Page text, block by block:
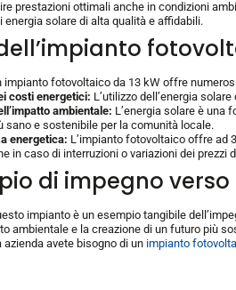
prestazioni ottimali anche in condizioni
energia solare di alta qualità e affidabili.
impianto fotovoltaico da 13 kW offre
costi energetici: L’utilizzo dell’energia
ambientale: L’energia solare è una
sano e sostenibile per la comunità locale.
energetica: L’impianto fotovoltaico offre ad
in caso di interruzioni o variazioni dei prezzi
di impegno
impianto è un esempio tangibile
ambientale e la creazione di un futuro più
azienda avete bisogno di un impianto